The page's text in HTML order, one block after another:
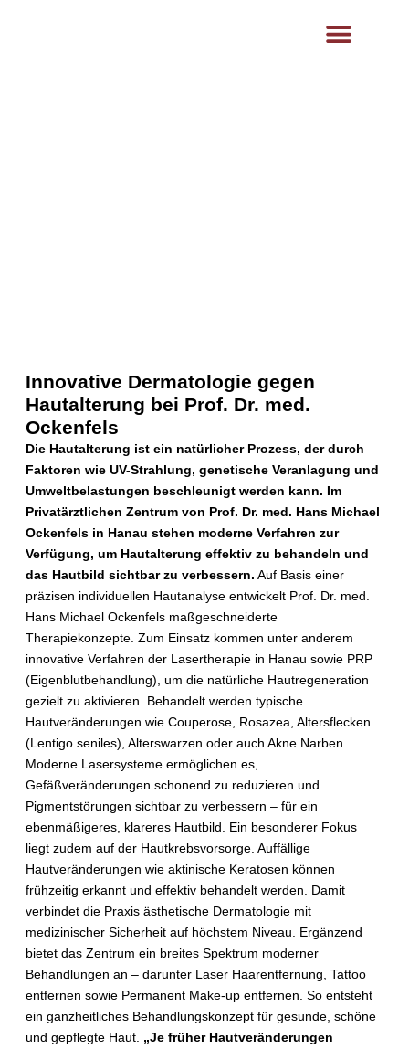
Innovative Dermatologie gegen
Hautalterung bei Prof. Dr. med.
Ockenfels
Die Hautalterung ist ein natürlicher Prozess, der durch
Faktoren wie UV-Strahlung, genetische Veranlagung und
Umweltbelastungen beschleunigt werden kann. Im
Privatärztlichen Zentrum von Prof. Dr. med. Hans Michael
Ockenfels in Hanau stehen moderne Verfahren zur
Verfügung, um Hautalterung effektiv zu behandeln und
das Hautbild sichtbar zu verbessern. Auf Basis einer
präzisen individuellen Hautanalyse entwickelt Prof. Dr. med.
Hans Michael Ockenfels maßgeschneiderte
Therapiekonzepte. Zum Einsatz kommen unter anderem
innovative Verfahren der Lasertherapie in Hanau sowie PRP
(Eigenblutbehandlung), um die natürliche Hautregeneration
gezielt zu aktivieren. Behandelt werden typische
Hautveränderungen wie Couperose, Rosazea, Altersflecken
(Lentigo seniles), Alterswarzen oder auch Akne Narben.
Moderne Lasersysteme ermöglichen es,
Gefäßveränderungen schonend zu reduzieren und
Pigmentstörungen sichtbar zu verbessern – für ein
ebenmäßigeres, klareres Hautbild. Ein besonderer Fokus
liegt zudem auf der Hautkrebsvorsorge. Auffällige
Hautveränderungen wie aktinische Keratosen können
frühzeitig erkannt und effektiv behandelt werden. Damit
verbindet die Praxis ästhetische Dermatologie mit
medizinischer Sicherheit auf höchstem Niveau. Ergänzend
bietet das Zentrum ein breites Spektrum moderner
Behandlungen an – darunter Laser Haarentfernung, Tattoo
entfernen sowie Permanent Make-up entfernen. So entsteht
ein ganzheitliches Behandlungskonzept für gesunde, schöne
und gepflegte Haut. „Je früher Hautveränderungen